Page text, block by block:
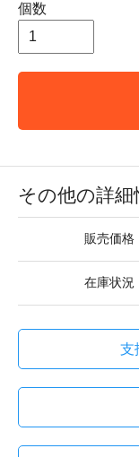
個数
その他の詳細
販売価格
在庫状況
支